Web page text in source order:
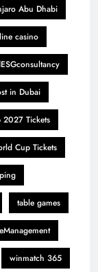
Abu Dhabi
casino
in Dubai
Tickets
Cup Tickets
table games
winmatch 365